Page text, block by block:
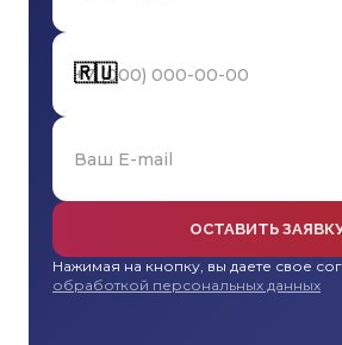
🇷🇺
ОСТАВИТЬ
Нажимая на кнопку, вы даете свое
обработкой персональных данных